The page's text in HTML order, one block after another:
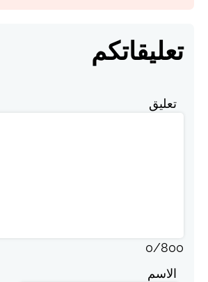
تعليقاتكم
تعليق
0/800
الاسم